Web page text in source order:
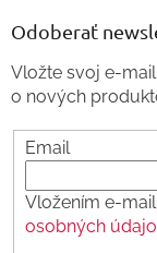
Odoberať
Vložte svoj e-
o nových
Email
Vložením e-
osobných